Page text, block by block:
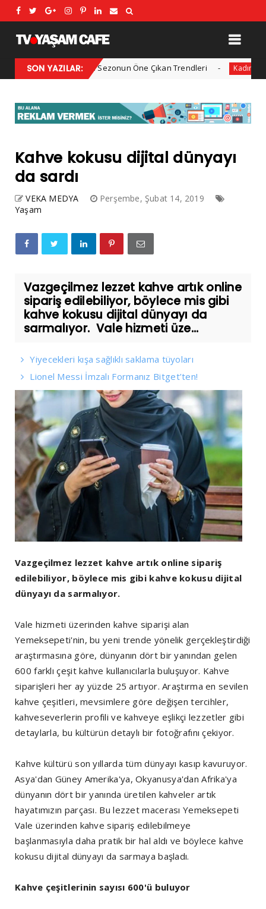
SON YAZILAR:
2025 Kış Modası: Sezonun Öne Çıkan Trendleri Kadın Her
Kahve kokusu dijital dünyayı
da sardı
VEKA MEDYA
Perşembe, Şubat 14, 2019
Yaşam
Vazgeçilmez lezzet kahve artık online
sipariş edilebiliyor, böylece mis gibi
kahve kokusu dijital dünyayı da
sarmalıyor. Vale hizmeti üze...
Yiyecekleri kışa sağlıklı saklama tüyoları
Lionel Messi İmzalı Formanız Bitget’ten!
Vazgeçilmez lezzet kahve artık online sipariş
edilebiliyor, böylece mis gibi kahve kokusu dijital
dünyayı da sarmalıyor.
Vale hizmeti üzerinden kahve siparişi alan
Yemeksepeti'nin, bu yeni trende yönelik gerçekleştirdiği
araştırmasına göre, dünyanın dört bir yanından gelen
600 farklı çeşit kahve kullanıcılarla buluşuyor. Kahve
siparişleri her ay yüzde 25 artıyor. Araştırma en sevilen
kahve çeşitleri, mevsimlere göre değişen tercihler,
kahveseverlerin profili ve kahveye eşlikçi lezzetler gibi
detaylarla, bu kültürün detaylı bir fotoğrafını çekiyor.
Kahve kültürü son yıllarda tüm dünyayı kasıp kavuruyor.
Asya'dan Güney Amerika'ya, Okyanusya'dan Afrika'ya
dünyanın dört bir yanında üretilen kahveler artık
hayatımızın parçası. Bu lezzet macerası Yemeksepeti
Vale üzerinden kahve sipariş edilebilmeye
başlanmasıyla daha pratik bir hal aldı ve böylece kahve
kokusu dijital dünyayı da sarmaya başladı.
Kahve çeşitlerinin sayısı 600'ü buluyor